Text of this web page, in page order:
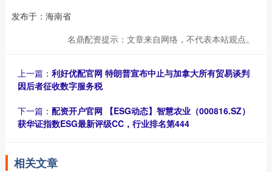
发布于：海南省
名鼎配资提示：文章来自网络，不代表本站观点。
上一篇： 利好优配官网 特朗普宣布中止与加拿大所有贸易谈判
因后者征收数字服务税
下一篇： 配资开户官网 【ESG动态】智慧农业（000816.SZ）
获华证指数ESG最新评级CC，行业排名第444
相关文章